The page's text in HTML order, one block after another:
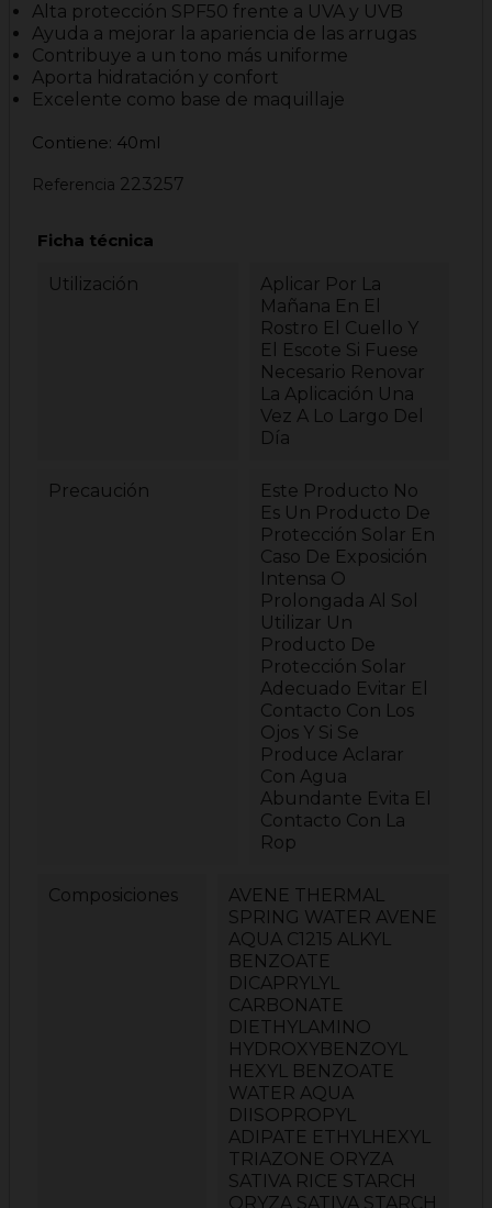
Alta protección SPF50 frente a UVA y UVB
Ayuda a mejorar la apariencia de las arrugas
Contribuye a un tono más uniforme
Aporta hidratación y confort
Excelente como base de maquillaje
Contiene: 40ml
Referencia 223257
Ficha técnica
Utilización
Aplicar Por La
Mañana En El
Rostro El Cuello Y
El Escote Si Fuese
Necesario Renovar
La Aplicación Una
Vez A Lo Largo Del
Día
Precaución
Este Producto No
Es Un Producto De
Protección Solar En
Caso De Exposición
Intensa O
Prolongada Al Sol
Utilizar Un
Producto De
Protección Solar
Adecuado Evitar El
Contacto Con Los
Ojos Y Si Se
Produce Aclarar
Con Agua
Abundante Evita El
Contacto Con La
Rop
Composiciones
AVENE THERMAL
SPRING WATER AVENE
AQUA C1215 ALKYL
BENZOATE
DICAPRYLYL
CARBONATE
DIETHYLAMINO
HYDROXYBENZOYL
HEXYL BENZOATE
WATER AQUA
DIISOPROPYL
ADIPATE ETHYLHEXYL
TRIAZONE ORYZA
SATIVA RICE STARCH
ORYZA SATIVA STARCH